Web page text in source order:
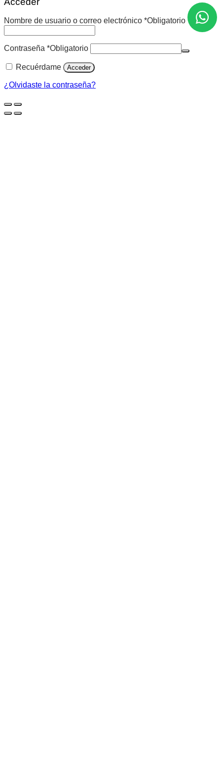
Nombre de usuario o correo electrónico *Obligatorio
Contraseña *Obligatorio
Recuérdame Acceder
¿Olvidaste la contraseña?